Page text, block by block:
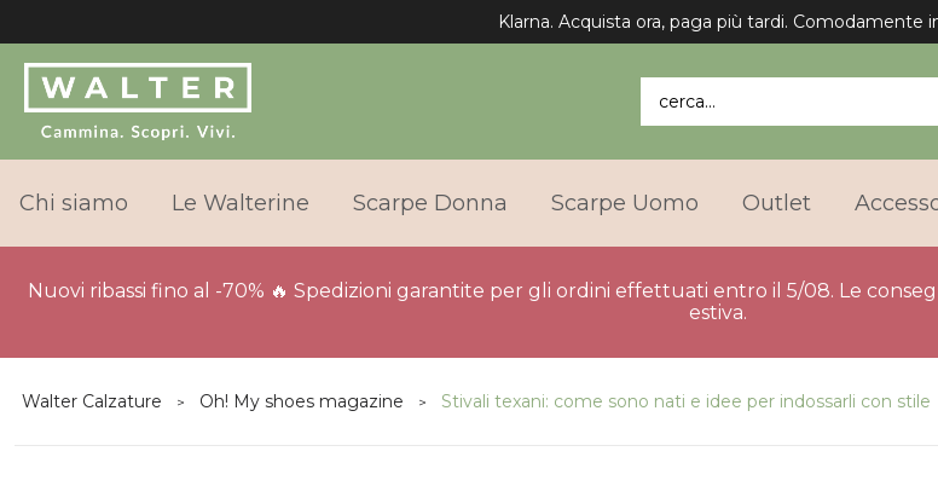
Spedizione gratuita in Italia per gli ordini
cerca...
Chi siamo Le Walterine Scarpe Donna Scarpe Uomo Outlet
Nuovi ribassi fino al -70% 🔥 Spedizioni garantite per gli ordini effettuati entro il 5/08. Le
estiva.
Walter Calzature Oh! My shoes magazine Stivali texani: come sono nati e idee per indossarli con stile